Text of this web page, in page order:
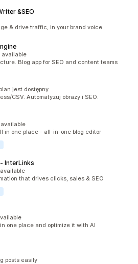
&SEO
5
& drive traffic, in your brand voice.
175
available
Blog app for SEO and content teams
4 jest dostępny
CSV. Automatyzuj obrazy i SEO.
30
in one place - all-in-one blog editor
InterLinks
22
that drives clicks, sales & SEO
4
one place and optimize it with AI
9
posts easily